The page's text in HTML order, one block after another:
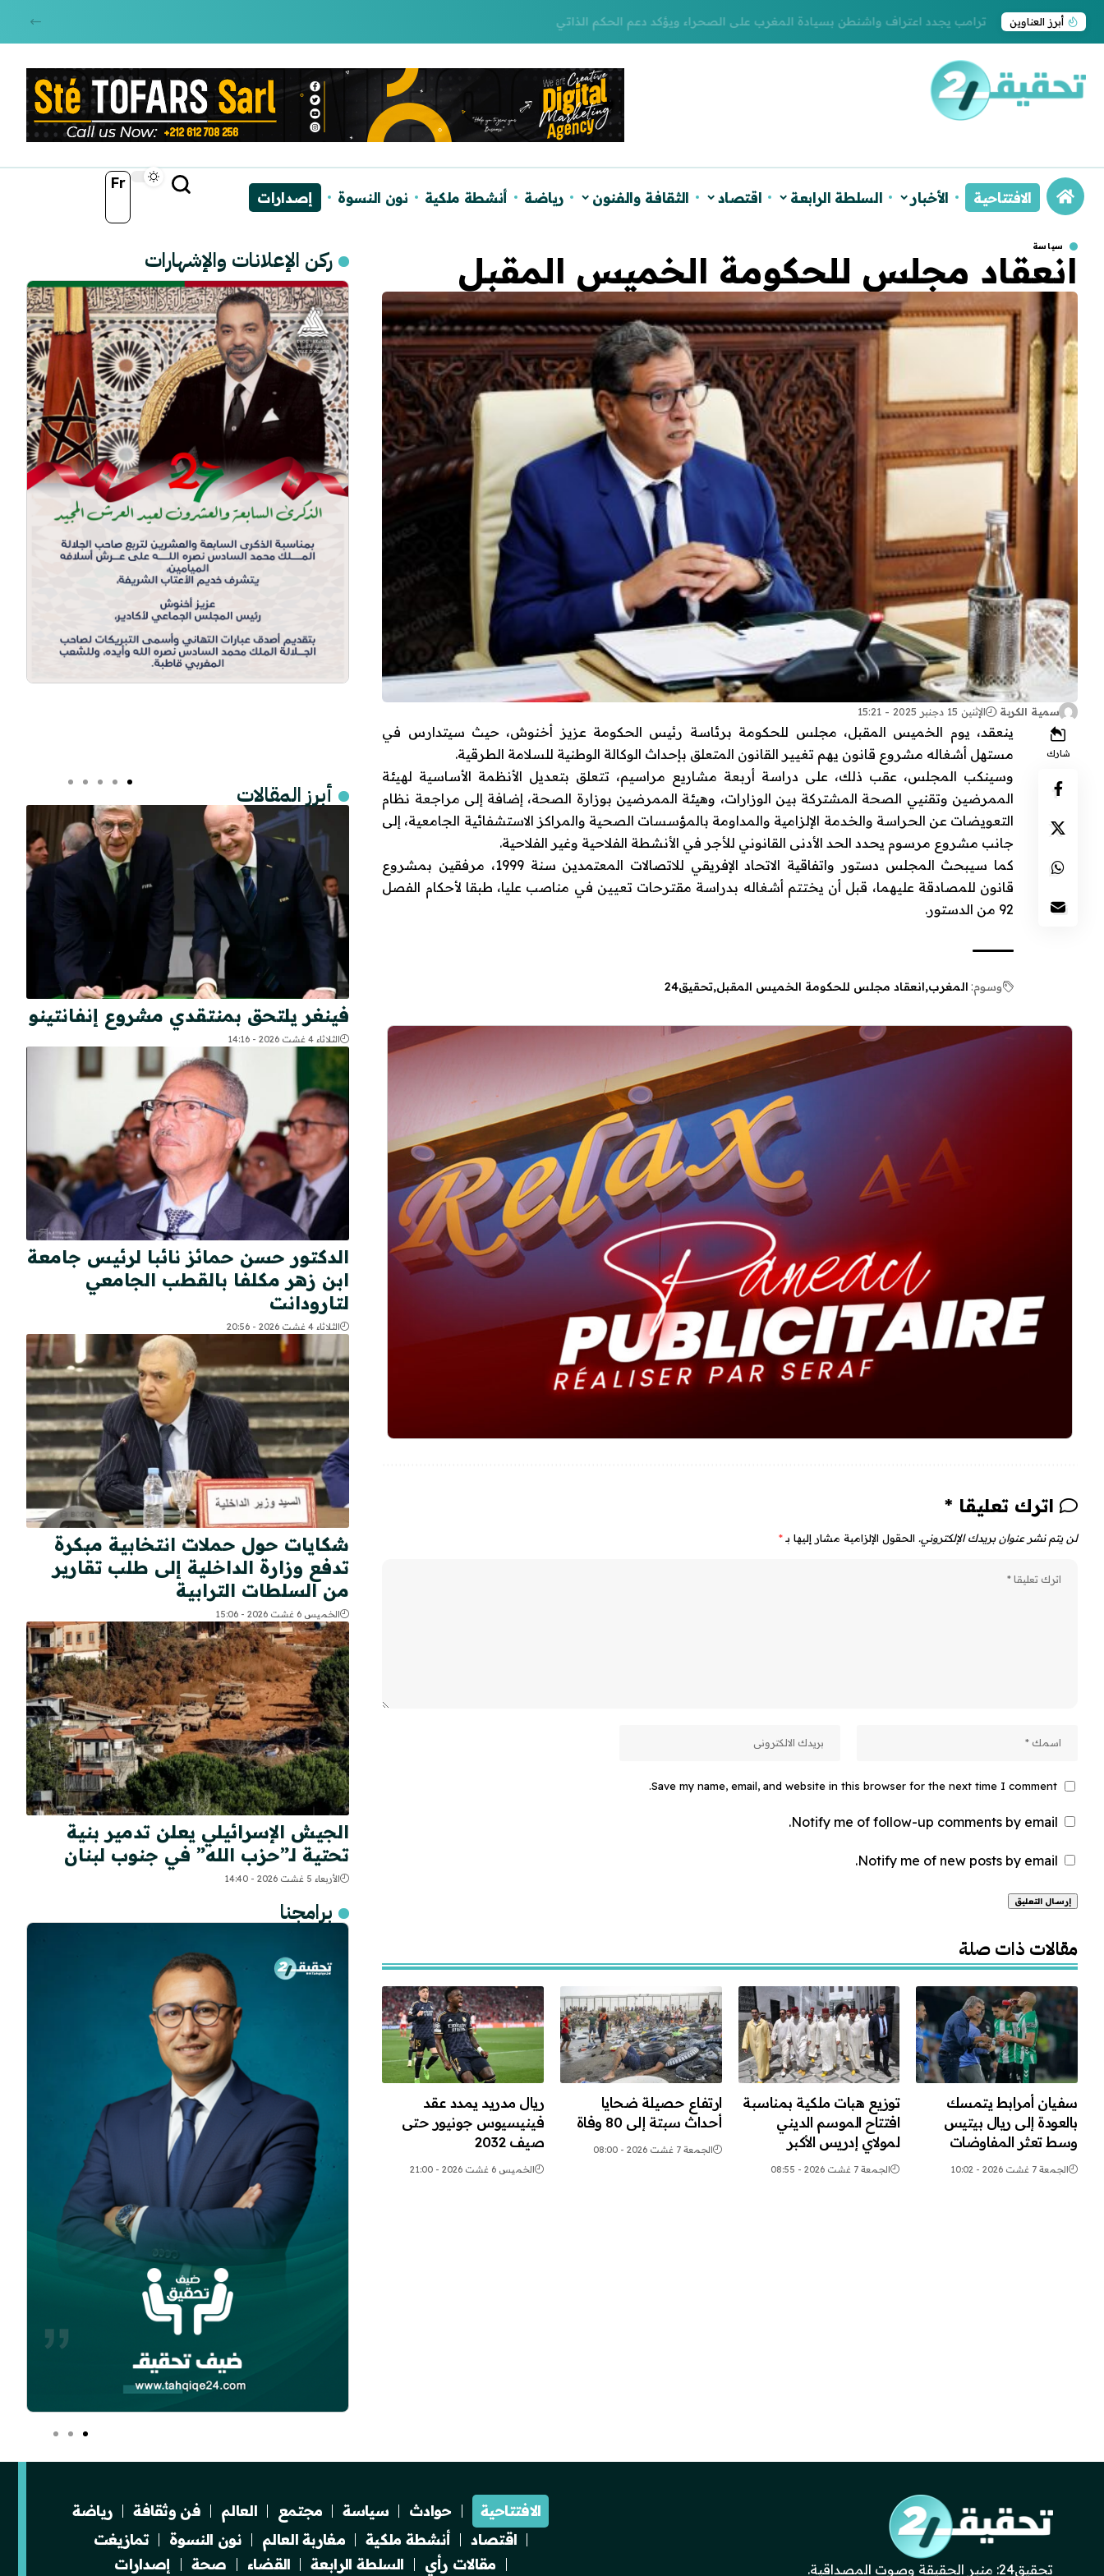
أبرز العناوين ترامب يجدد اعتراف واشنطن بسيادة المغرب على الصحراء ويؤكد دعم الحكم الذاتي
Fr
الافتتاحية الأخبار السلطة الرابعة اقتصاد الثقافة والفنون رياضة أنشطة ملكية نون النسوة إصدارات
سياسة
انعقاد مجلس للحكومة الخميس المقبل
سمية الكربة الإثنين 15 دجنبر 2025 - 15:21
شارك
ينعقد، يوم الخميس المقبل، مجلس للحكومة برئاسة رئيس الحكومة عزيز أخنوش، حيث سيتدارس في
مستهل أشغاله مشروع قانون يهم تغيير القانون المتعلق بإحداث الوكالة الوطنية للسلامة الطرقية.
وسينكب المجلس، عقب ذلك، على دراسة أربعة مشاريع مراسيم، تتعلق بتعديل الأنظمة الأساسية لهيئة
الممرضين وتقنيي الصحة المشتركة بين الوزارات، وهيئة الممرضين بوزارة الصحة، إضافة إلى مراجعة نظام
التعويضات عن الحراسة والخدمة الإلزامية والمداومة بالمؤسسات الصحية والمراكز الاستشفائية الجامعية، إلى
جانب مشروع مرسوم يحدد الحد الأدنى القانوني للأجر في الأنشطة الفلاحية وغير الفلاحية.
كما سيبحث المجلس دستور واتفاقية الاتحاد الإفريقي للاتصالات المعتمدين سنة 1999، مرفقين بمشروع
قانون للمصادقة عليهما، قبل أن يختتم أشغاله بدراسة مقترحات تعيين في مناصب عليا، طبقا لأحكام الفصل
92 من الدستور.
وسوم: المغرب انعقاد مجلس للحكومة الخميس المقبل تحقيق24
اترك تعليقا *
لن يتم نشر عنوان بريدك الإلكتروني. الحقول الإلزامية مشار إليها بـ*
Save my name, email, and website in this browser for the next time I comment.
Notify me of follow-up comments by email.
Notify me of new posts by email.
مقالات ذات صلة
سفيان أمرابط يتمسك
بالعودة إلى ريال بيتيس
وسط تعثر المفاوضات
الجمعة 7 غشت 2026 - 10:02
توزيع هبات ملكية بمناسبة
افتتاح الموسم الديني
لمولاي إدريس الأكبر
الجمعة 7 غشت 2026 - 08:55
ارتفاع حصيلة ضحايا
أحداث سبتة إلى 80 وفاة
الجمعة 7 غشت 2026 - 08:00
ريال مدريد يمدد عقد
فينيسيوس جونيور حتى
صيف 2032
الخميس 6 غشت 2026 - 21:00
ركن الإعلانات والإشهارات
أبرز المقالات
فينغر يلتحق بمنتقدي مشروع إنفانتينو
الثلاثاء 4 غشت 2026 - 14:16
الدكتور حسن حمائز نائبا لرئيس جامعة
ابن زهر مكلفا بالقطب الجامعي
لتارودانت
الثلاثاء 4 غشت 2026 - 20:56
شكايات حول حملات انتخابية مبكرة
تدفع وزارة الداخلية إلى طلب تقارير
من السلطات الترابية
الخميس 6 غشت 2026 - 15:06
الجيش الإسرائيلي يعلن تدمير بنية
تحتية لـ”حزب الله” في جنوب لبنان
الأربعاء 5 غشت 2026 - 14:40
برامجنا
تحقيق24: منبر الحقيقة وصوت المصداقية.
الافتتاحية حوادث سياسة مجتمع العالم فن وثقافة
رياضة
اقتصاد
أنشطة ملكية مغاربة العالم نون النسوة
تمازيغت
مقالات رأي
السلطة الرابعة القضاء صحة إصدارات